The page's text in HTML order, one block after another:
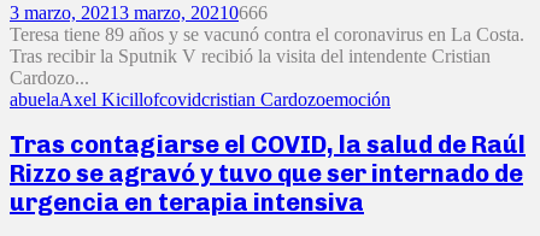
3 marzo, 20213 marzo, 20210666
Teresa tiene 89 años y se vacunó contra el coronavirus en La Costa.
Tras recibir la Sputnik V recibió la visita del intendente Cristian
Cardozo...
abuelaAxel Kicillofcovidcristian Cardozoemoción
Tras contagiarse el COVID, la salud de Raúl
Rizzo se agravó y tuvo que ser internado de
urgencia en terapia intensiva